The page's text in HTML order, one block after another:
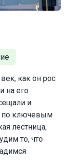
как он рос
на его
и
по ключевым
лестница,
то, что